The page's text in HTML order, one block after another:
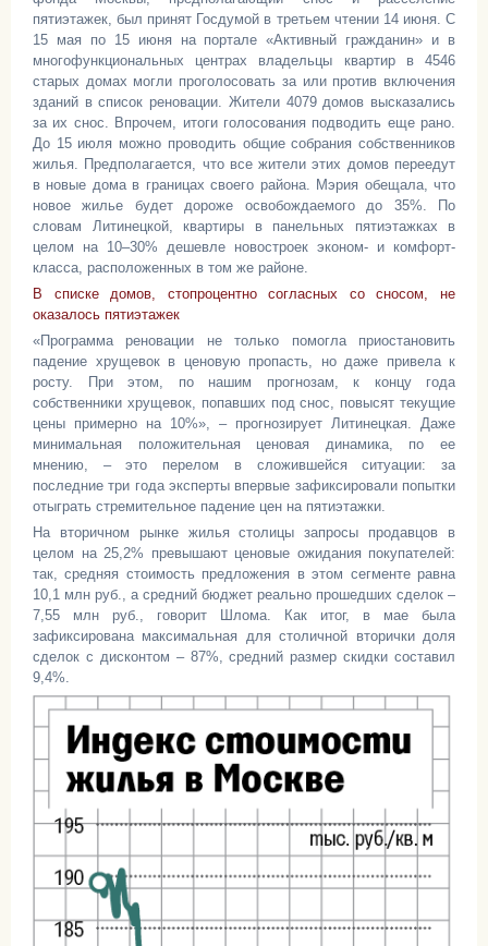
пятиэтажек, был принят Госдумой в третьем чтении 14 июня. С
15 мая по 15 июня на портале «Активный гражданин» и в
многофункциональных центрах владельцы квартир в 4546
старых домах могли проголосовать за или против включения
зданий в список реновации. Жители 4079 домов высказались
за их снос. Впрочем, итоги голосования подводить еще рано.
До 15 июля можно проводить общие собрания собственников
жилья. Предполагается, что все жители этих домов переедут
в новые дома в границах своего района. Мэрия обещала, что
новое жилье будет дороже освобождаемого до 35%. По
словам Литинецкой, квартиры в панельных пятиэтажках в
целом на 10–30% дешевле новостроек эконом- и комфорт-
класса, расположенных в том же районе.
В списке домов, стопроцентно согласных со сносом, не
оказалось пятиэтажек
«Программа реновации не только помогла приостановить
падение хрущевок в ценовую пропасть, но даже привела к
росту. При этом, по нашим прогнозам, к концу года
собственники хрущевок, попавших под снос, повысят текущие
цены примерно на 10%», – прогнозирует Литинецкая. Даже
минимальная положительная ценовая динамика, по ее
мнению, – это перелом в сложившейся ситуации: за
последние три года эксперты впервые зафиксировали попытки
отыграть стремительное падение цен на пятиэтажки.
На вторичном рынке жилья столицы запросы продавцов в
целом на 25,2% превышают ценовые ожидания покупателей:
так, средняя стоимость предложения в этом сегменте равна
10,1 млн руб., а средний бюджет реально прошедших сделок –
7,55 млн руб., говорит Шлома. Как итог, в мае была
зафиксирована максимальная для столичной вторички доля
сделок с дисконтом – 87%, средний размер скидки составил
9,4%.